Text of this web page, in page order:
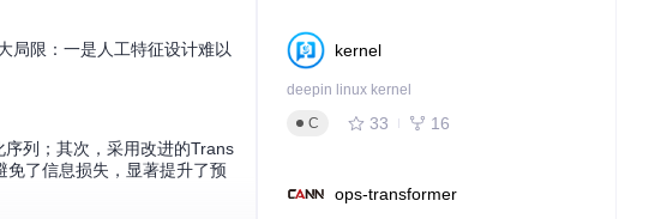
局限：一是人工特征设计难以
列；其次，采用改进的Trans
了信息损失，显著提升了预
kernel
deepin linux kernel
C
33 16
ops-transformer